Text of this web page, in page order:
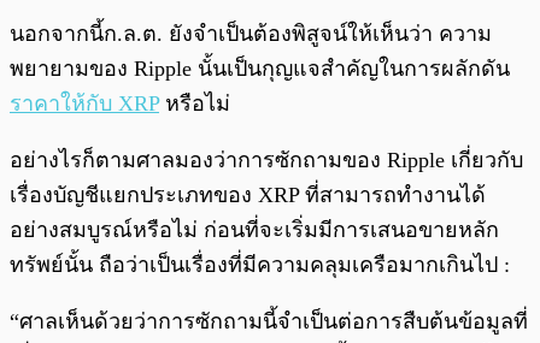
นอกจากนี้ก.ล.ต. ยังจำเป็นต้องพิสูจน์ให้เห็นว่า ความ
พยายามของ Ripple นั้นเป็นกุญแจสำคัญในการผลักดัน
ราคาให้กับ XRPหรือไม่
อย่างไรก็ตามศาลมองว่าการซักถามของ Ripple เกี่ยวกับ
เรื่องบัญชีแยกประเภทของ XRP ที่สามารถทำงานได้
อย่างสมบูรณ์หรือไม่ ก่อนที่จะเริ่มมีการเสนอขายหลัก
ทรัพย์นั้น ถือว่าเป็นเรื่องที่มีความคลุมเครือมากเกินไป :
“ศาลเห็นด้วยว่าการซักถามนี้จำเป็นต่อการสืบต้นข้อมูลที่